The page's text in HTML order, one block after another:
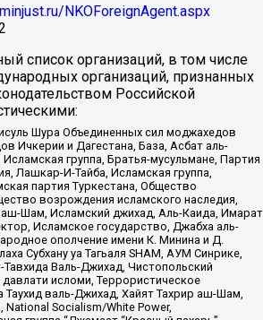
NKOForeignAgent.aspx
список организаций, в том числе
организаций, признанных
Российской
Шура Объединенных сил моджахедов
Ичкерии и Дагестана, База, Асбат аль-
группа, Братья-мусульмане, Партия
Лашкар-И-Тайба, Исламская группа,
партия Туркестана, Общество
возрождения исламского наследия,
Шам, Исламский джихад, Аль-Каида, Имарат
Исламское государство, Джабха аль-
ополчение имени К. Минина и Д.
Субхану уа Тагьаля SHAM, АУМ Синрике,
Валь-Джихад, Чистопольский
исломи, Террористическое
валь-Джихад, Хайят Тахрир аш-Шам,
Socialism/White Power,